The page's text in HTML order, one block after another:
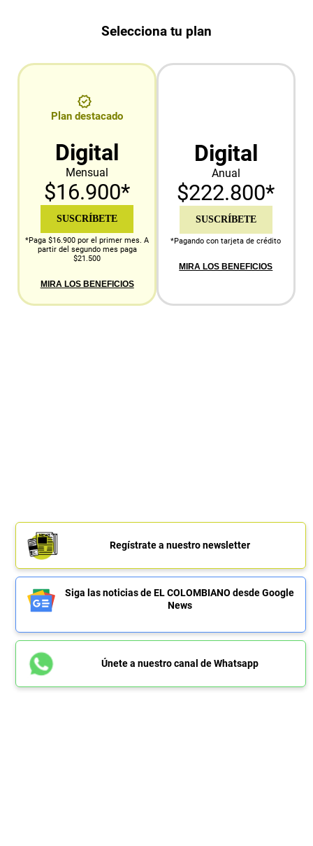
Selecciona tu plan
Plan destacado
Digital
Mensual
$16.900*
SUSCRÍBETE
*Paga $16.900 por el primer mes. A
partir del segundo mes paga
$21.500
MIRA LOS BENEFICIOS
Digital
Anual
$222.800*
SUSCRÍBETE
*Pagando con tarjeta de crédito
MIRA LOS BENEFICIOS
Regístrate a nuestro newsletter
Siga las noticias de EL COLOMBIANO desde Google
News
Únete a nuestro canal de Whatsapp